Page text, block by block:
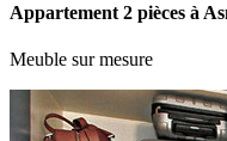
Appartement 2 pièces à
Meuble sur mesure